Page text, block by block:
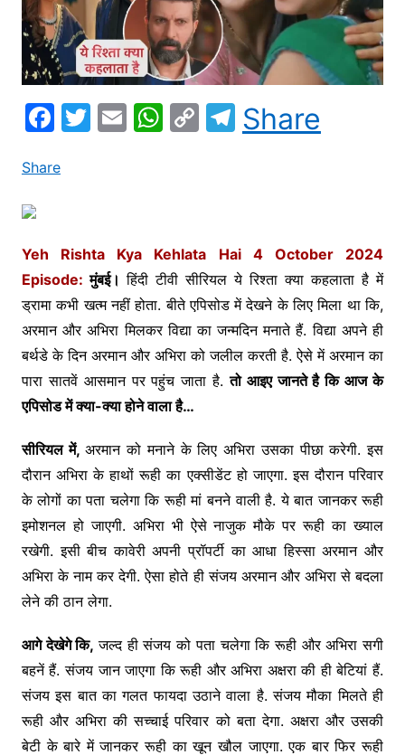
F
c
o
o
k
T E W
p
p
C
n
k
T
el
m
Share
Share
Yeh Rishta Kya Kehlata Hai 4 October 2024
Episode: मुंबई।हिंदी टीवी सीरियल ये रिश्ता क्या कहलाता है में
ड्रामा कभी खत्म नहीं होता. बीते एपिसोड में देखने के लिए मिला था कि,
अरमान और अभिरा मिलकर विद्या का जन्मदिन मनाते हैं. विद्या अपने ही
बर्थडे के दिन अरमान और अभिरा को जलील करती है. ऐसे में अरमान का
पारा सातवें आसमान पर पहुंच जाता है.तो आइए जानते है कि आज के
एपिसोड में क्या-क्या होने वाला है…
सीरियल में,अरमान को मनाने के लिए अभिरा उसका पीछा करेगी. इस
दौरान अभिरा के हाथों रूही का एक्सीडेंट हो जाएगा. इस दौरान परिवार
के लोगों का पता चलेगा कि रूही मां बनने वाली है. ये बात जानकर रूही
इमोशनल हो जाएगी. अभिरा भी ऐसे नाजुक मौके पर रूही का ख्याल
रखेगी. इसी बीच कावेरी अपनी प्रॉपर्टी का आधा हिस्सा अरमान और
अभिरा के नाम कर देगी. ऐसा होते ही संजय अरमान और अभिरा से बदला
लेने की ठान लेगा.
आगे देखेगे कि,जल्द ही संजय को पता चलेगा कि रूही और अभिरा सगी
बहनें हैं. संजय जान जाएगा कि रूही और अभिरा अक्षरा की ही बेटियां हैं.
संजय इस बात का गलत फायदा उठाने वाला है. संजय मौका मिलते ही
रूही और अभिरा की सच्चाई परिवार को बता देगा. अक्षरा और उसकी
बेटी के बारे में जानकर रूही का खून खौल जाएगा. एक बार फिर रूही